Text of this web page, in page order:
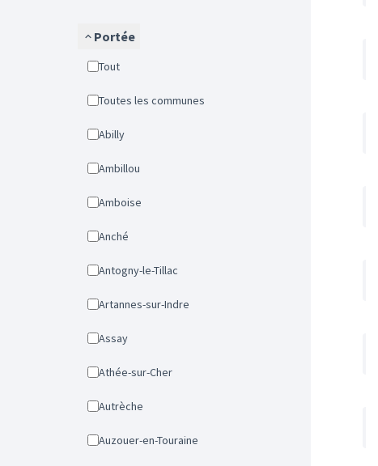
Portée
Tout
Toutes les communes
Abilly
Ambillou
Amboise
Anché
Antogny-le-Tillac
Artannes-sur-Indre
Assay
Athée-sur-Cher
Autrèche
Auzouer-en-Touraine